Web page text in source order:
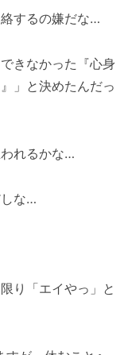
するの嫌だな…
きなかった『心身
」と決めたんだっ
れるかな…
しな…
り「エイやっ」と